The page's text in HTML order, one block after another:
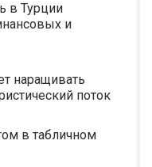
в Турции
и
наращивать
поток
в табличном